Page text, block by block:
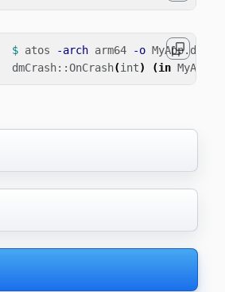
$ atos -arch arm64 -o
		dmCrash::OnCrash
(int) (in MyApp